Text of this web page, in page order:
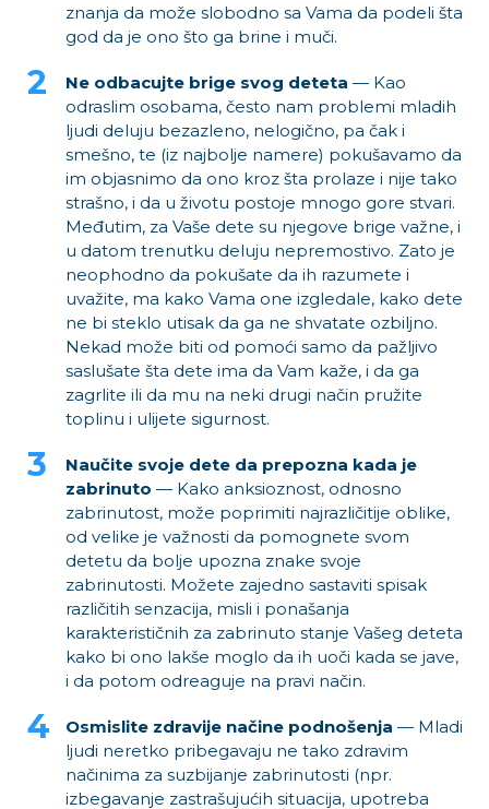
znanja da može slobodno sa Vama da podeli šta
god da je ono što ga brine i muči.
Ne odbacujte brige svog deteta — Kao
odraslim osobama, često nam problemi mladih
ljudi deluju bezazleno, nelogično, pa čak i
smešno, te (iz najbolje namere) pokušavamo da
im objasnimo da ono kroz šta prolaze i nije tako
strašno, i da u životu postoje mnogo gore stvari.
Međutim, za Vaše dete su njegove brige važne, i
u datom trenutku deluju nepremostivo. Zato je
neophodno da pokušate da ih razumete i
uvažite, ma kako Vama one izgledale, kako dete
ne bi steklo utisak da ga ne shvatate ozbiljno.
Nekad može biti od pomoći samo da pažljivo
saslušate šta dete ima da Vam kaže, i da ga
zagrlite ili da mu na neki drugi način pružite
toplinu i ulijete sigurnost.
Naučite svoje dete da prepozna kada je
zabrinuto — Kako anksioznost, odnosno
zabrinutost, može poprimiti najrazličitije oblike,
od velike je važnosti da pomognete svom
detetu da bolje upozna znake svoje
zabrinutosti. Možete zajedno sastaviti spisak
različitih senzacija, misli i ponašanja
karakterističnih za zabrinuto stanje Vašeg deteta
kako bi ono lakše moglo da ih uoči kada se jave,
i da potom odreaguje na pravi način.
Osmislite zdravije načine podnošenja — Mladi
ljudi neretko pribegavaju ne tako zdravim
načinima za suzbijanje zabrinutosti (npr.
izbegavanje zastrašujućih situacija, upotreba